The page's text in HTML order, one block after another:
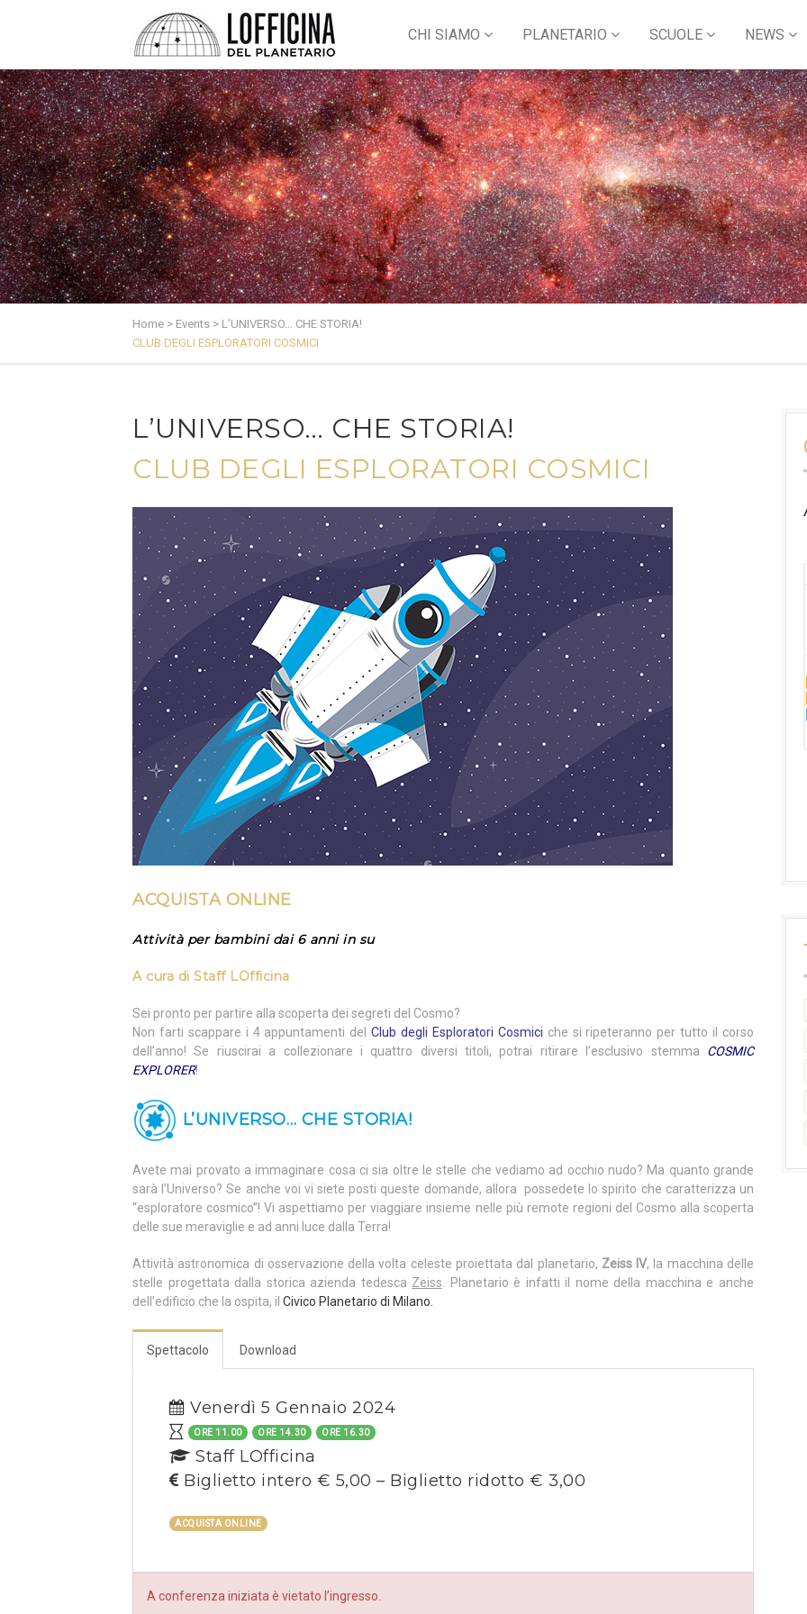
CHI SIAMO PLANETARIO SCUOLE NEWS
Home > Events > L’UNIVERSO… CHE STORIA!
CLUB DEGLI ESPLORATORI COSMICI
L’UNIVERSO… CHE STORIA!
CLUB DEGLI ESPLORATORI COSMICI
ACQUISTA ONLINE
Attività per bambini dai 6 anni in su
A cura di Staff LOfficina
Sei pronto per partire alla scoperta dei segreti del Cosmo?
Non farti scappare i 4 appuntamenti delClub degli Esploratori Cosmici che si ripeteranno per tutto il corso
dell’anno! Se riuscirai a collezionare i quattro diversi titoli, potrai ritirare l’esclusivo stemma COSMIC
EXPLORER!
L’UNIVERSO… CHE STORIA!
Avete mai provato a immaginare cosa ci sia oltre le stelle che vediamo ad occhio nudo? Ma quanto grande
sarà l’Universo? Se anche voi vi siete posti queste domande, allora possedete lo spirito che caratterizza un
“esploratore cosmico”! Vi aspettiamo per viaggiare insieme nelle più remote regioni del Cosmo alla scoperta
delle sue meraviglie e ad anni luce dalla Terra!
Attività astronomica di osservazione della volta celeste proiettata dal planetario, Zeiss IV, la macchina delle
stelle progettata dalla storica azienda tedesca Zeiss . Planetario è infatti il nome della macchina e anche
dell’edificio che la ospita, il Civico Planetario di Milano.
Spettacolo Download
Venerdì 5 Gennaio 2024
ORE 11.00 ORE 14.30 ORE 16.30
Staff LOfficina
Biglietto intero € 5,00 – Biglietto ridotto € 3,00
ACQUISTA ONLINE
A conferenza iniziata è vietato l’ingresso.